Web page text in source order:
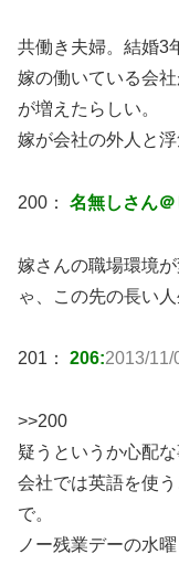
共働き夫婦。結婚3
嫁の働いている会
が増えたらしい。
嫁が会社の外人と
200： 名無しさん
嫁さんの職場環境
ゃ、この先の長い
201： 206:2013/11/
>>200
疑うというか心配な
会社では英語を使
で。
ノー残業デーの水